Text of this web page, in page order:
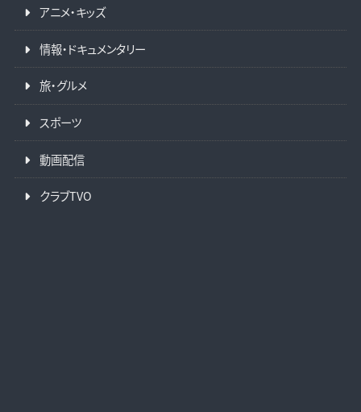
アニメ・キッズ
情報・ドキュメンタリー
旅・グルメ
スポーツ
動画配信
クラブTVO